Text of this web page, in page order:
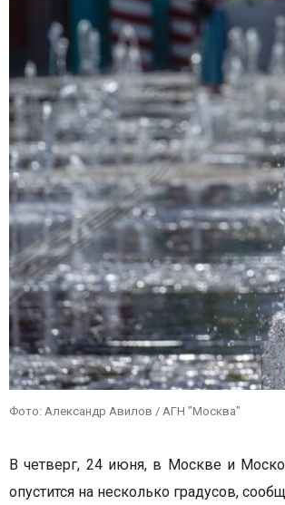
Фото: Александр Авилов / АГН "Москва"
В четверг, 24 июня, в Москве и
опустится на несколько градусов,